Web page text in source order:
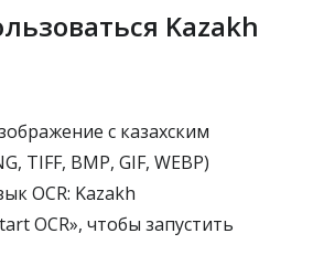
Kazakh
с казахским
TIFF, BMP, GIF, WEBP)
OCR: Kazakh
OCR», чтобы запустить